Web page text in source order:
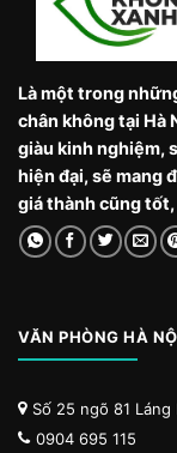
Là một trong
chân không tại Hà
giàu kinh nghiệm,
hiện đại, sẽ mang
giá thành cũng
VĂN PHÒNG HÀ
Số 25 ngõ 81
0904 695 115